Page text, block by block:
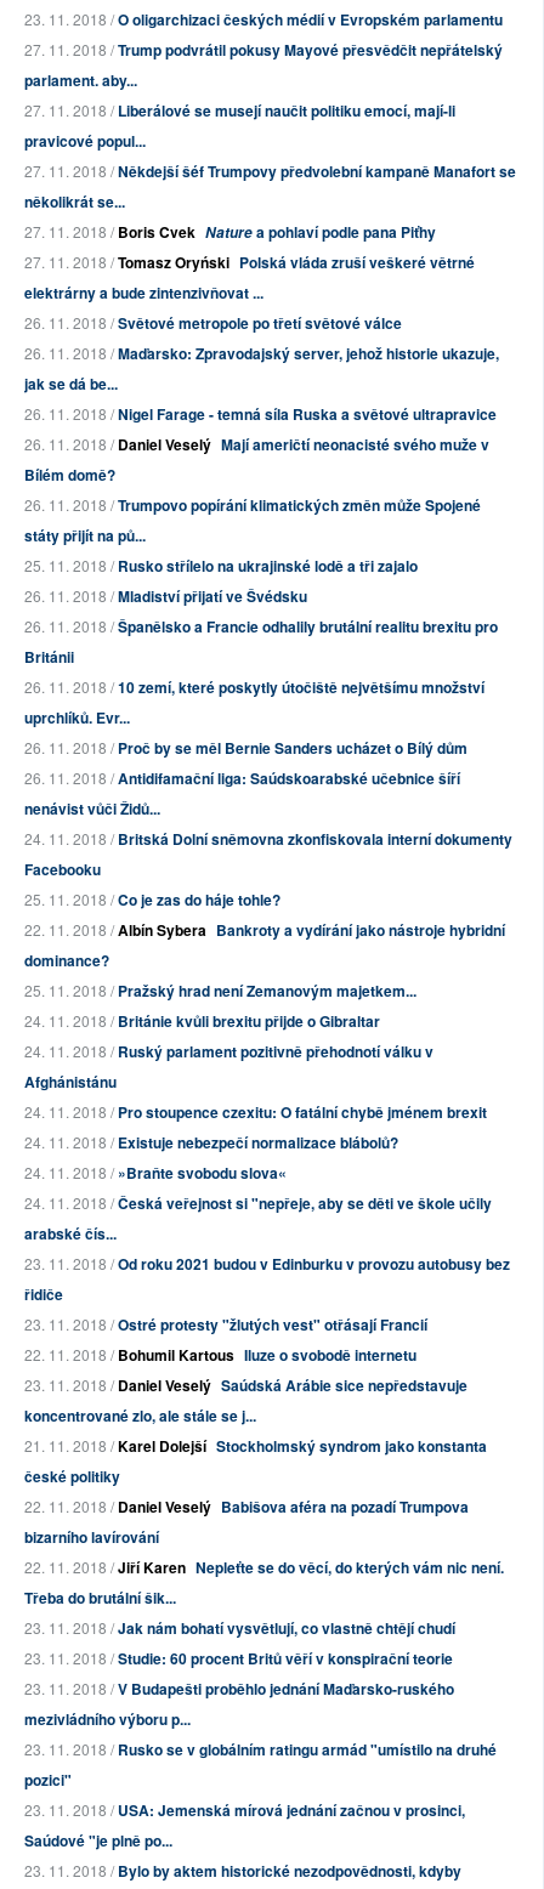
23. 11. 2018 /O oligarchizaci českých médií v Evropském parlamentu
27. 11. 2018 /Trump podvrátil pokusy Mayové přesvědčit nepřátelský
parlament. aby...
27. 11. 2018 /Liberálové se musejí naučit politiku emocí, mají-li
pravicové popul...
27. 11. 2018 /Někdejší šéf Trumpovy předvolební kampaně Manafort se
několikrát se...
27. 11. 2018 /Boris Cvek Naturea pohlaví podle pana Piťhy
27. 11. 2018 /Tomasz Oryński Polská vláda zruší veškeré větrné
elektrárny a bude zintenzivňovat ...
26. 11. 2018 /Světové metropole po třetí světové válce
26. 11. 2018 /Maďarsko: Zpravodajský server, jehož historie ukazuje,
jak se dá be...
26. 11. 2018 /Nigel Farage - temná síla Ruska a světové ultrapravice
26. 11. 2018 /Daniel Veselý Mají američtí neonacisté svého muže v
Bílém domě?
26. 11. 2018 /Trumpovo popírání klimatických změn může Spojené
státy přijít na pů...
25. 11. 2018 /Rusko střílelo na ukrajinské lodě a tři zajalo
26. 11. 2018 /Mladiství přijatí ve Švédsku
26. 11. 2018 /Španělsko a Francie odhalily brutální realitu brexitu pro
Británii
26. 11. 2018 /10 zemí, které poskytly útočiště největšímu množství
uprchlíků. Evr...
26. 11. 2018 /Proč by se měl Bernie Sanders ucházet o Bílý dům
26. 11. 2018 /Antidifamační liga: Saúdskoarabské učebnice šíří
nenávist vůči Židů...
24. 11. 2018 /Britská Dolní sněmovna zkonfiskovala interní dokumenty
Facebooku
25. 11. 2018 /Co je zas do háje tohle?
22. 11. 2018 /Albín Sybera Bankroty a vydírání jako nástroje hybridní
dominance?
25. 11. 2018 /Pražský hrad není Zemanovým majetkem...
24. 11. 2018 /Británie kvůli brexitu přijde o Gibraltar
24. 11. 2018 /Ruský parlament pozitivně přehodnotí válku v
Afghánistánu
24. 11. 2018 /Pro stoupence czexitu: O fatální chybě jménem brexit
24. 11. 2018 /Existuje nebezpečí normalizace blábolů?
24. 11. 2018 /»Braňte svobodu slova«
24. 11. 2018 /Česká veřejnost si "nepřeje, aby se děti ve škole učily
arabské čís...
23. 11. 2018 /Od roku 2021 budou v Edinburku v provozu autobusy bez
řidiče
23. 11. 2018 /Ostré protesty "žlutých vest" otřásají Francií
22. 11. 2018 /Bohumil Kartous Iluze o svobodě internetu
23. 11. 2018 /Daniel Veselý Saúdská Arábie sice nepředstavuje
koncentrované zlo, ale stále se j...
21. 11. 2018 /Karel Dolejší Stockholmský syndrom jako konstanta
české politiky
22. 11. 2018 /Daniel Veselý Babišova aféra na pozadí Trumpova
bizarního lavírování
22. 11. 2018 /Jiří Karen Nepleťte se do věcí, do kterých vám nic není.
Třeba do brutální šik...
23. 11. 2018 /Jak nám bohatí vysvětlují, co vlastně chtějí chudí
23. 11. 2018 /Studie: 60 procent Britů věří v konspirační teorie
23. 11. 2018 /V Budapešti proběhlo jednání Maďarsko-ruského
mezivládního výboru p...
23. 11. 2018 /Rusko se v globálním ratingu armád "umístilo na druhé
pozici"
23. 11. 2018 /USA: Jemenská mírová jednání začnou v prosinci,
Saúdové "je plně po...
23. 11. 2018 /Bylo by aktem historické nezodpovědnosti, kdyby